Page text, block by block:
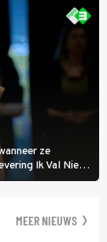
ze
Ik Val Niet,
zelfs als ze
MEER NIEUWS